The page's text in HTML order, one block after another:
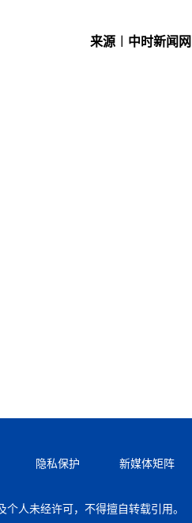
来源︱中时新闻网
隐私保护 新媒体矩阵
人未经许可，不得擅自转载引用。